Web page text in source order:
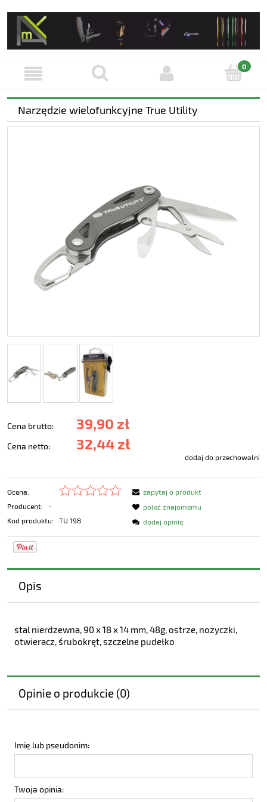
Narzędzie wielofunkcyjne True Utility
Cena brutto: 39,90 zł
Cena netto: 32,44 zł
dodaj do przechowalni
Ocena:
Producent:
-
Kod produktu:
TU 198
zapytaj o produkt
poleć znajomemu
dodaj opinię
Opis
stal nierdzewna, 90 x 18 x 14 mm, 48g, ostrze, nożyczki,
otwieracz, śrubokręt, szczelne pudełko
Opinie o produkcie (0)
Imię lub pseudonim:
Twoja opinia: